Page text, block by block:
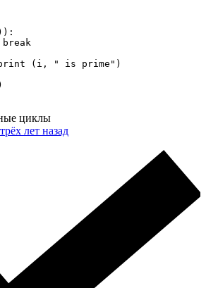
break
(i, " is prime")
циклы
лет назад